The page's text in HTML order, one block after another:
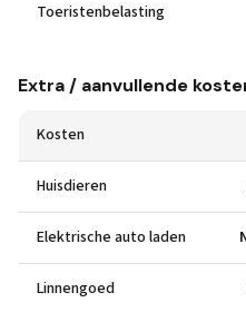
Toeristenbelasting
Extra / aanvullende
Kosten
Huisdieren
Elektrische auto laden
Linnengoed